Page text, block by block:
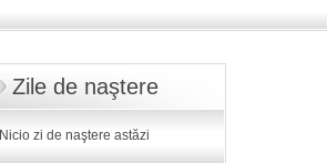
Zile de naştere
Nicio zi de naştere astăzi